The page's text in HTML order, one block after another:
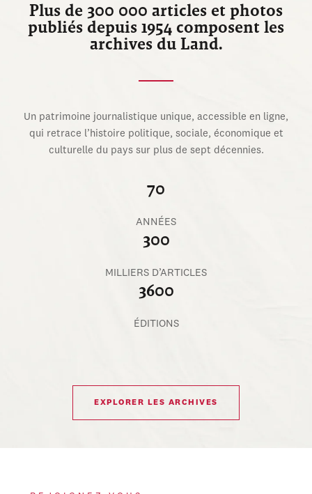
Plus de 300 000 articles et photos
publiés depuis 1954 composent les
archives du Land.
Un patrimoine journalistique unique, accessible en ligne,
qui retrace l’histoire politique, sociale, économique et
culturelle du pays sur plus de sept décennies.
70
ANNÉES
300
MILLIERS D’ARTICLES
3600
ÉDITIONS
EXPLORER LES ARCHIVES